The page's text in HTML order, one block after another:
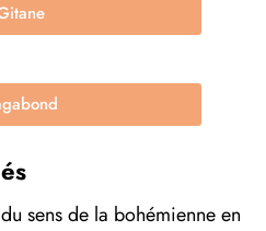
sens de la bohémienne en